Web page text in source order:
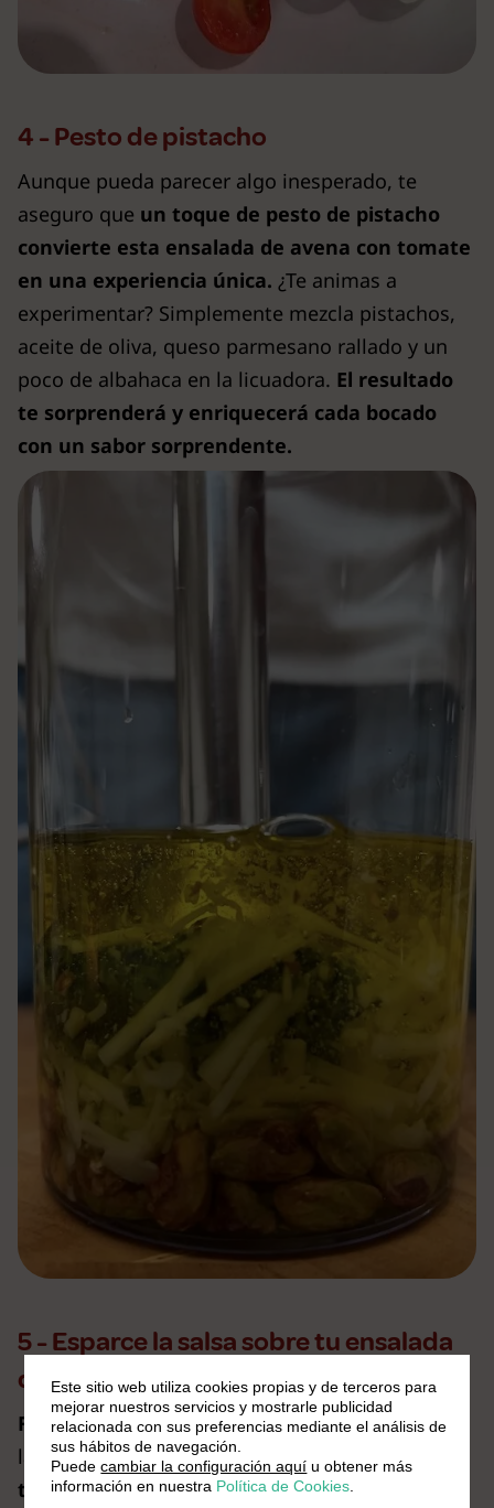
4 - Pesto de pistacho
Aunque pueda parecer algo inesperado, te
aseguro que un toque de pesto de pistacho
convierte esta ensalada de avena con tomate
en una experiencia única. ¿Te animas a
experimentar? Simplemente mezcla pistachos,
aceite de oliva, queso parmesano rallado y un
poco de albahaca en la licuadora. El resultado
te sorprenderá y enriquecerá cada bocado
con un sabor sorprendente.
5 - Esparce la salsa sobre tu ensalada
de avena con tomate
Finalmente, llega el momento clave:esparce
la salsa sobre tuensalada de avena con
tomate. Este es eltoque finalque combina
Este sitio web utiliza cookies propias y de terceros para
mejorar nuestros servicios y mostrarle publicidad
relacionada con sus preferencias mediante el análisis de
sus hábitos de navegación.
Puedecambiar la configuración aquí u obtener más
información en nuestra Política de Cookies